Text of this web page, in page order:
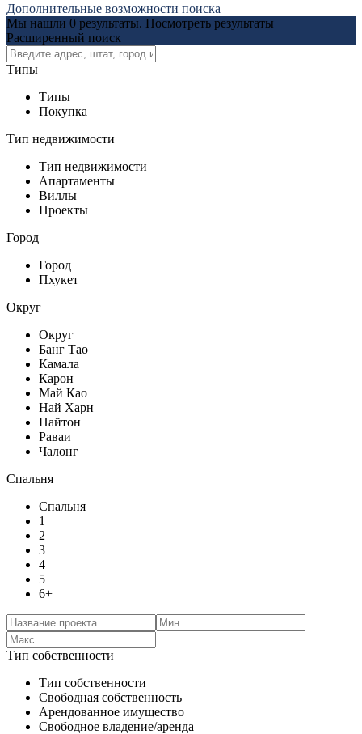
Дополнительные возможности поиска
Мы нашли 0 результаты. Посмотреть результаты
Расширенный поиск
Типы
Типы
Покупка
Тип недвижимости
Тип недвижимости
Апартаменты
Виллы
Проекты
Город
Город
Пхукет
Округ
Округ
Банг Тао
Камала
Карон
Май Као
Най Харн
Найтон
Раваи
Чалонг
Спальня
Спальня
1
2
3
4
5
6+
Тип собственности
Тип собственности
Свободная собственность
Арендованное имущество
Свободное владение/аренда